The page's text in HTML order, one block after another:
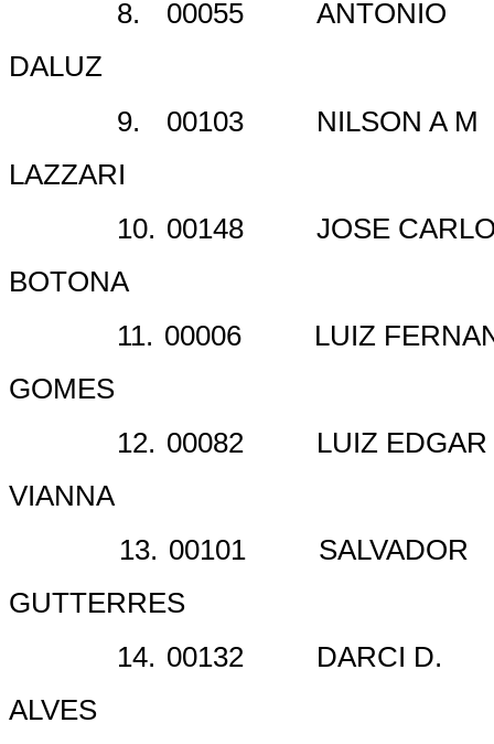
8. 00055
ANTONIO
DALUZ
9.
00103
NILSON A M
LAZZARI
10. 00148
JOSE
BOTONA
11. 00006
LUIZ
GOMES
12. 00082
LUIZ EDGAR
VIANNA
13. 00101
SALVADOR
GUTTERRES
14. 00132
DARCI D.
ALVES